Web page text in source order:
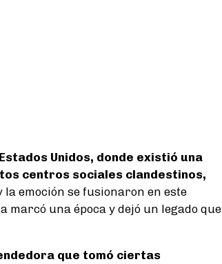
Unidos, donde existió una
centros sociales clandestinos,
la emoción se fusionaron en este
marcó una época y dejó un legado que
que tomó ciertas